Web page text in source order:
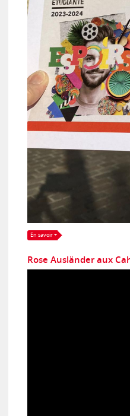
En savoir +
Rose Ausländer aux